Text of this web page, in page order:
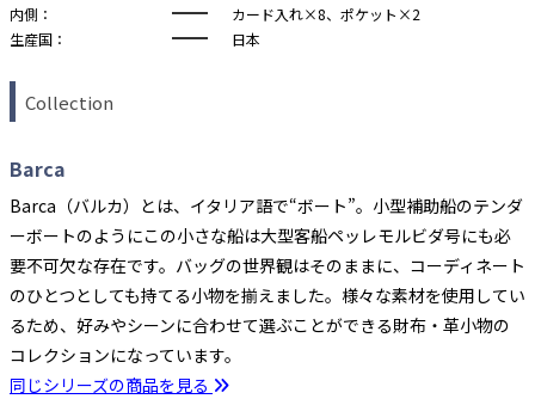
内側：
カード入れ×8、ポケット×2
生産国：
日本
Collection
Barca
Barca（バルカ）とは、イタリア語で“ボート”。小型補助船のテンダ
ーボートのようにこの小さな船は大型客船ペッレモルビダ号にも必
要不可欠な存在です。バッグの世界観はそのままに、コーディネート
のひとつとしても持てる小物を揃えました。様々な素材を使用してい
るため、好みやシーンに合わせて選ぶことができる財布・革小物の
コレクションになっています。
同じシリーズの商品を見る